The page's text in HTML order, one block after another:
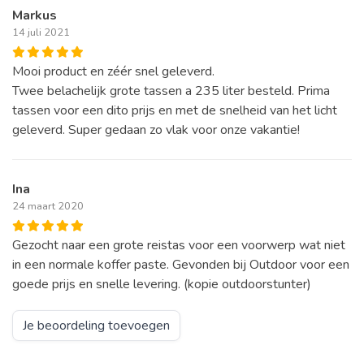
Markus
14 juli 2021
Mooi product en zéér snel geleverd.
Twee belachelijk grote tassen a 235 liter besteld. Prima
tassen voor een dito prijs en met de snelheid van het licht
geleverd. Super gedaan zo vlak voor onze vakantie!
Ina
24 maart 2020
Gezocht naar een grote reistas voor een voorwerp wat niet
in een normale koffer paste. Gevonden bij Outdoor voor een
goede prijs en snelle levering. (kopie outdoorstunter)
Je beoordeling toevoegen